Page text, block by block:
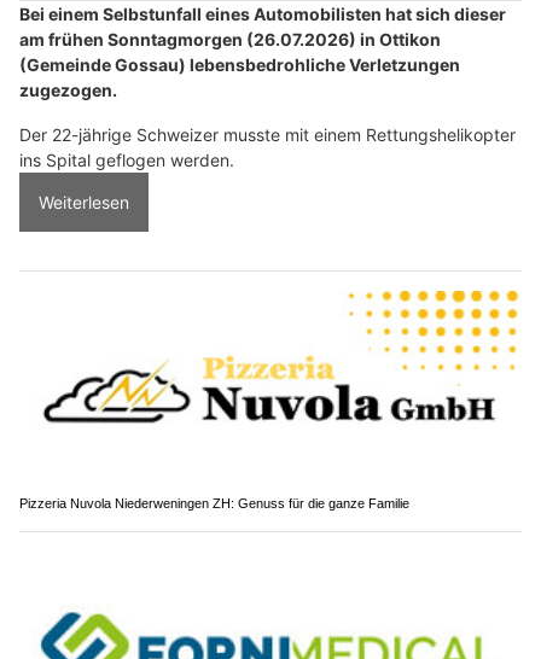
Bei einem Selbstunfall eines Automobilisten hat sich dieser
am frühen Sonntagmorgen (26.07.2026) in Ottikon
(Gemeinde Gossau) lebensbedrohliche Verletzungen
zugezogen.
Der 22-jährige Schweizer musste mit einem Rettungshelikopter
ins Spital geflogen werden.
Weiterlesen
Pizzeria Nuvola Niederweningen ZH: Genuss für die ganze Familie